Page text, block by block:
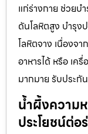
แก่ร่างกาย ช่วยบ
ดันโลหิตสูง บำรุง
โลหิตจาง เนื่องจ
อาหารได้ หรือ เค
มากมาย รับประกั
น้ำผึ้งความ
ประโยชน์ต่อ